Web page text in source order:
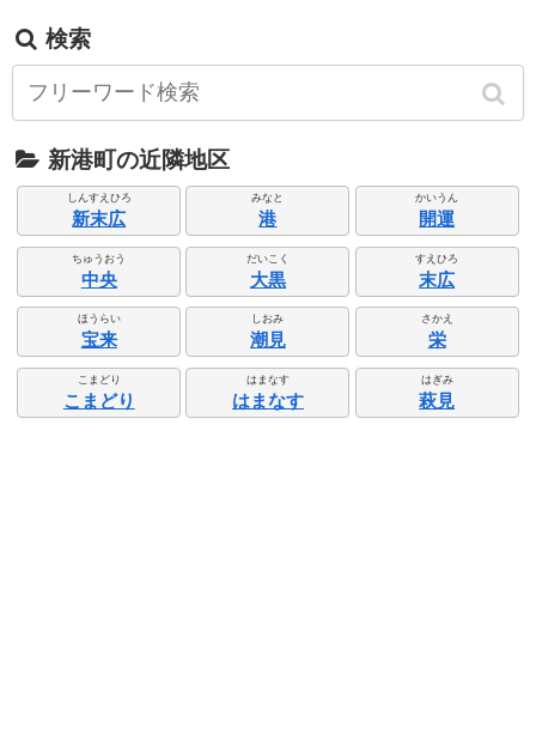
検索
新港町の近隣地区
しんすえひろ
新末広
みなと
港
かいうん
開運
ちゅうおう
中央
だいこく
大黒
すえひろ
末広
ほうらい
宝来
しおみ
潮見
さかえ
栄
こまどり
こまどり
はまなす
はまなす
はぎみ
萩見